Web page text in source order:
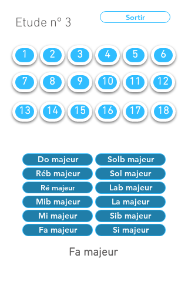
Etude nº 3 Sortir
1 2 3 4 5 6
7 8 9 10 11 12
13 14 15 16 17 18
Do majeur
Solb majeur
Réb majeur
Sol majeur
Ré majeur
Lab majeur
Mib majeur
La majeur
Mi majeur
Sib majeur
Fa majeur
Si majeur
Fa majeur